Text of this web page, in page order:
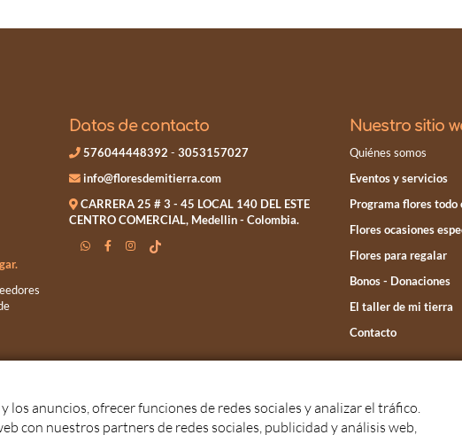
Datos de contacto
576044448392 -3053157027
info@floresdemitierra.com
CARRERA 25 # 3 - 45 LOCAL 140 DEL ESTE
CENTRO COMERCIAL, Medellin - Colombia.
Nuestro sitio
Quiénes somos
Eventos y servicios
Programa flores todo
Flores ocasiones
Flores para regalar
Bonos - Donaciones
El taller de mi tierra
Contacto
anuncios, ofrecer funciones de redes sociales y analizar el tráfico.
con nuestros partners de redes sociales, publicidad y análisis web,